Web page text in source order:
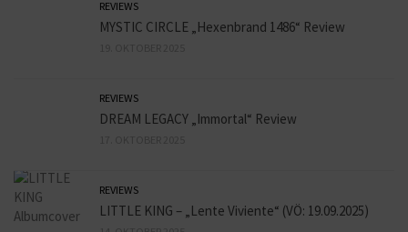
REVIEWS
MYSTIC CIRCLE „Hexenbrand 1486“ Review
REVIEWS
DREAM LEGACY „Immortal“ Review
REVIEWS
LITTLE KING – „Lente Viviente“ (VÖ: 19.09.2025)